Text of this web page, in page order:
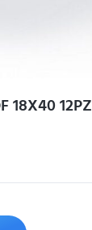
18X40 12PZ